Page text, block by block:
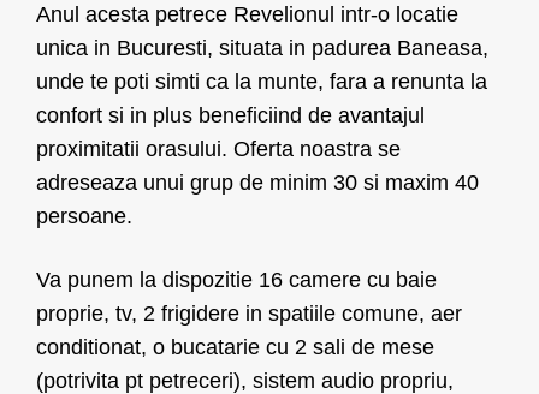
Anul acesta petrece Revelionul intr-o locatie
unica in Bucuresti, situata in padurea Baneasa,
unde te poti simti ca la munte, fara a renunta la
confort si in plus beneficiind de avantajul
proximitatii orasului. Oferta noastra se
adreseaza unui grup de minim 30 si maxim 40
persoane.
Va punem la dispozitie 16 camere cu baie
proprie, tv, 2 frigidere in spatiile comune, aer
conditionat, o bucatarie cu 2 sali de mese
(potrivita pt petreceri), sistem audio propriu,